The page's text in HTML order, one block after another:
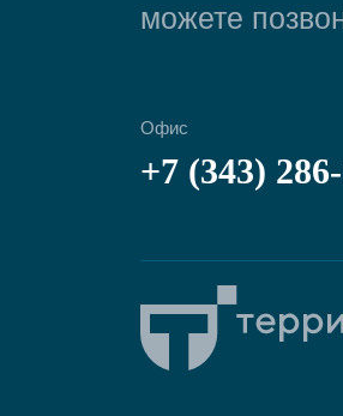
можете
Офис
+7 (343)